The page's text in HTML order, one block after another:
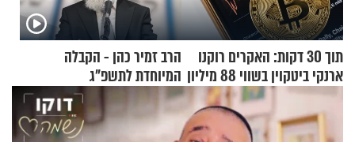
תוך 30 דקות: האקרים רוקנו
ארנקי ביטקוין בשווי 88 מיליון
דולר
הרב זמיר כהן - הקבלה
המיוחדת לתשפ"ג